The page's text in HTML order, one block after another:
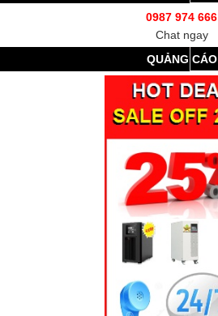
0987 974 666
Chat ngay
QUẢNG CÁO